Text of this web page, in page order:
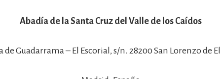
Abadía de la Santa Cruz del Valle de los Caídos
de Guadarrama – El Escorial, s/n. 28200 San Lorenzo de